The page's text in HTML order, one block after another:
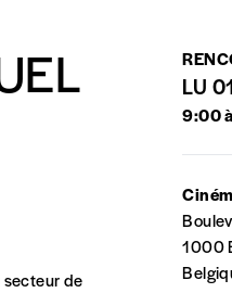
Ce paiement n’est
secteur de
LU
9:00
1000